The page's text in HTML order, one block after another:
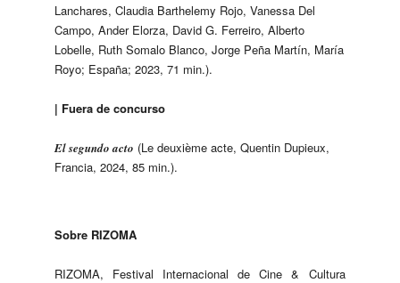
Lanchares, Claudia Barthelemy Rojo, Vanessa Del
Campo, Ander Elorza, David G. Ferreiro, Alberto
Lobelle, Ruth Somalo Blanco, Jorge Peña Martín, María
Royo; España; 2023, 71 min.).
| Fuera de concurso
El segundo acto (Le deuxième acte, Quentin Dupieux,
Francia, 2024, 85 min.).
Sobre RIZOMA
RIZOMA, Festival Internacional de Cine & Cultura